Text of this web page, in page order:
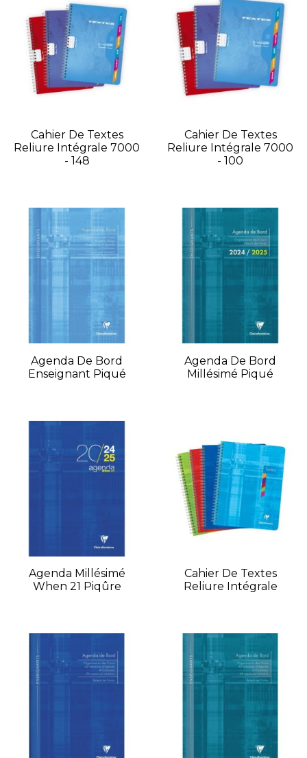
Cahier De Textes
Reliure Intégrale 7000
- 148
Cahier De Textes
Reliure Intégrale 7000
- 100
Agenda De Bord
Enseignant Piqué
Agenda De Bord
Millésimé Piqué
Agenda Millésimé
When 21 Piqûre
Cahier De Textes
Reliure Intégrale